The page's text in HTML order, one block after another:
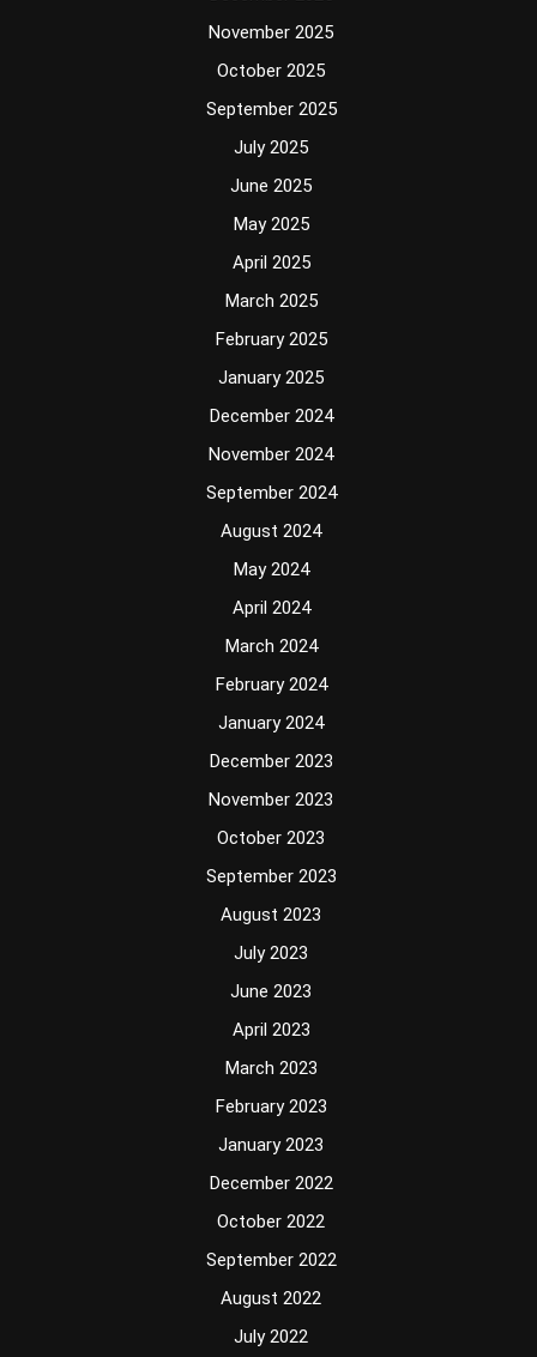
November 2025
October 2025
September 2025
July 2025
June 2025
May 2025
April 2025
March 2025
February 2025
January 2025
December 2024
November 2024
September 2024
August 2024
May 2024
April 2024
March 2024
February 2024
January 2024
December 2023
November 2023
October 2023
September 2023
August 2023
July 2023
June 2023
April 2023
March 2023
February 2023
January 2023
December 2022
October 2022
September 2022
August 2022
July 2022